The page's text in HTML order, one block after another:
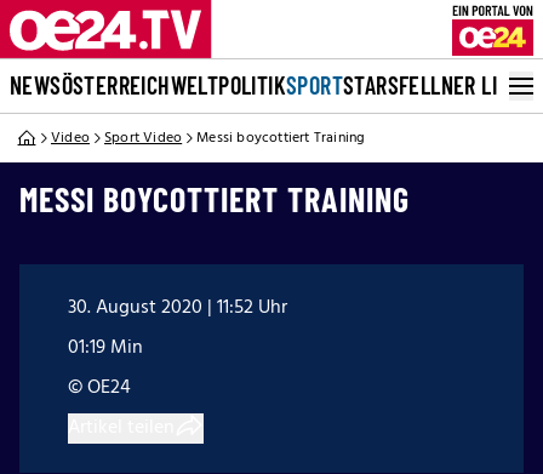
NEWSÖSTERREICHWELTPOLITIKSPORTSTARSFELLNER LIVE
Video Sport Video Messi boycottiert Training
MESSI BOYCOTTIERT TRAINING
30. August 2020 | 11:52 Uhr
01:19 Min
© OE24